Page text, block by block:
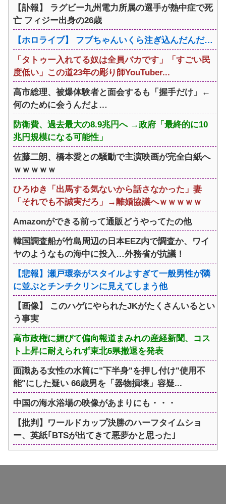
【訃報】 ラグビー九州電力所属の選手が熱中症で死
亡 フィジー出身の26歳
【ホロライブ】 フブちゃんいくら注ぎ込んだんだ…
「タトゥー入れてる奴は全員バカです」「すごい民
度低い」この道23年の彫り師YouTuber...
高市総理、被爆体験者と面会するも「握手だけ」←
何のために会うんだよ…
防衛費、過去最大の8.9兆円へ →政府「最終的に10
兆円規模になる可能性」
佐藤二朗、橋本愛との騒動で主演映画が完全白紙へ
ｗｗｗｗｗ
ひろゆき「出馬する気ないから話さなかった」妻
「それでも不誠実だろ」→離婚協議へｗｗｗｗｗ
Amazonができる前って通販どうやってたの他
韓国調査船が竹島周辺の日本EEZ内で調査か、ワイ
ヤのようなもの海中に投入…外務省が抗議！
【悲報】瀬戸環奈がスタイルよすぎて一般男性が隣
に並ぶとチンチクリンに見えてしまう他
【画像】 このハゲにやられたJKがたくさんいるとい
う事実
高市政権に媚びて偏向報道まみれの産経新聞、コス
ト上昇に耐えられず東北6県撤退を発表
面識ある女性の水筒に"下半身"を押し付け"使用不
能"にした疑い 66歳男を「器物損壊」容疑...
中国の海水浴場の映像があまりにも・・・
【批判】ワールドカップ決勝のハーフタイムショ
ー、英紙｢BTSが出てきて悪夢かと思った｣